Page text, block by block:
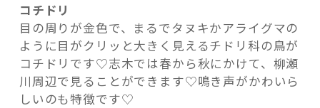
コチドリ
目の周りが金色で、まるでタヌキかアライグマの
ように目がクリッと大きく見えるチドリ科の鳥が
コチドリです♡志木では春から秋にかけて、柳瀬
川周辺で見ることができます♡鳴き声がかわいら
しいのも特徴です♡